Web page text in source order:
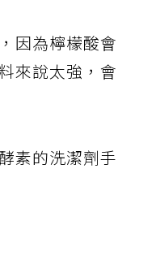
因為檸檬酸會
來說太強，會
素的洗潔劑手